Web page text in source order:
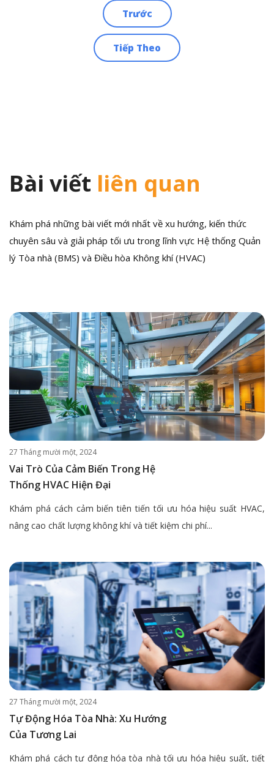
Trước
Tiếp Theo
Bài viết liên quan
Khám phá những bài viết mới nhất về xu hướng, kiến thức
chuyên sâu và giải pháp tối ưu trong lĩnh vực Hệ thống Quản
lý Tòa nhà (BMS) và Điều hòa Không khí (HVAC)
27 Tháng mười một, 2024
Vai Trò Của Cảm Biến Trong Hệ
Thống HVAC Hiện Đại
Khám phá cách cảm biến tiên tiến tối ưu hóa hiệu suất HVAC,
nâng cao chất lượng không khí và tiết kiệm chi phí...
27 Tháng mười một, 2024
Tự Động Hóa Tòa Nhà: Xu Hướng
Của Tương Lai
Khám phá cách tự động hóa tòa nhà tối ưu hóa hiệu suất, tiết